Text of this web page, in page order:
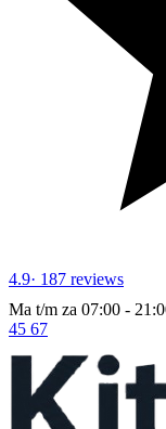
4.9· 187 reviews
Ma t/m za 07:00 -
45 67